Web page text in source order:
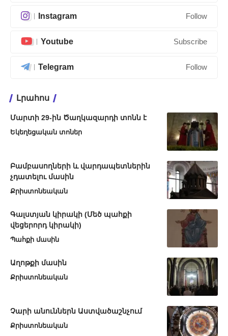
Instagram Follow
Youtube Subscribe
Telegram Follow
Լրահոս
Մարտի 29-ին Ծաղկազարդի տոնն է
Եկեղեցական տոներ
Բամբասողների և վարդապետներին
չդատելու մասին
Քրիստոնեական
Գալստյան կիրակի (Մեծ պահքի
վեցերորդ կիրակի)
Պահքի մասին
Աղոթքի մասին
Քրիստոնեական
Չարի անուններն Աստվածաշնչում
Քրիստոնեական